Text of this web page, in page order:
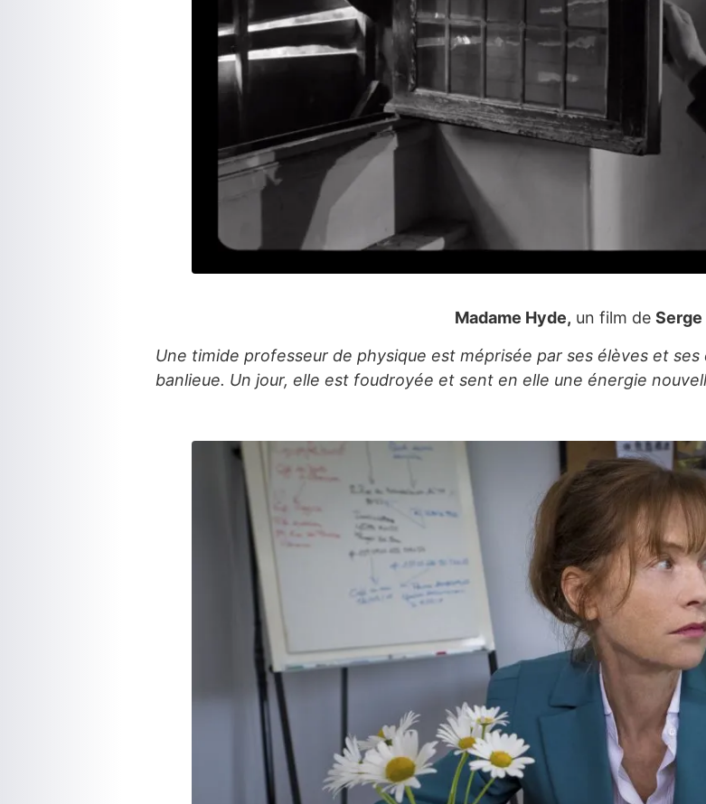
Madame Hyde, un film de Serge
Une timide professeur de physique est méprisée par ses élèves et
banlieue. Un jour, elle est foudroyée et sent en elle une énergie